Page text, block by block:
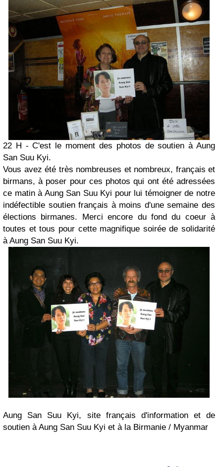
22 H - C'est le moment des photos de soutien à Aung
San Suu Kyi.
Vous avez été très nombreuses et nombreux, français et
birmans, à poser pour ces photos qui ont été adressées
ce matin à Aung San Suu Kyi pour lui témoigner de notre
indéfectible soutien français à moins d'une semaine des
élections birmanes. Merci encore du fond du coeur à
toutes et tous pour cette magnifique soirée de solidarité
à Aung San Suu Kyi.
Aung San Suu Kyi, site français d'information et de
soutien à Aung San Suu Kyi et à la Birmanie / Myanmar